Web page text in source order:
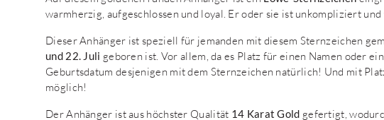
warmherzig, aufgeschlossen und loyal. Er oder sie ist unkompliziert und
Dieser Anhänger ist speziell für jemanden mit diesem Sternzeichen
und 22. Juli geboren ist. Vor allem, da es Platz für einen Namen oder
Geburtsdatum desjenigen mit dem Sternzeichen natürlich! Und mit
möglich!
Der Anhänger ist aus höchster Qualität 14 Karat Gold gefertigt,